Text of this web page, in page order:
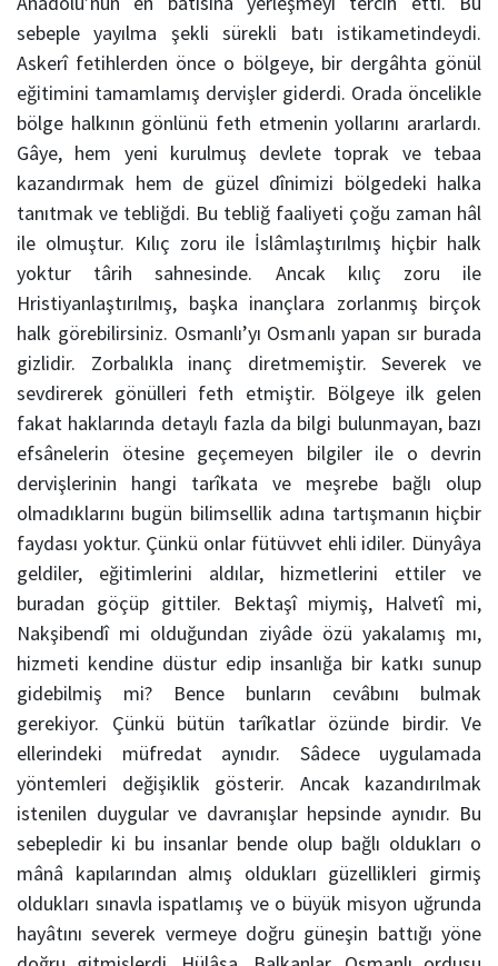
sebeple yayılma şekli sürekli batı istikametindeydi.
Askerî fetihlerden önce o bölgeye, bir dergâhta gönül
eğitimini tamamlamış dervişler giderdi. Orada öncelikle
bölge halkının gönlünü feth etmenin yollarını ararlardı.
Gâye, hem yeni kurulmuş devlete toprak ve tebaa
kazandırmak hem de güzel dînimizi bölgedeki halka
tanıtmak ve tebliğdi. Bu tebliğ faaliyeti çoğu zaman hâl
ile olmuştur. Kılıç zoru ile İslâmlaştırılmış hiçbir halk
yoktur târih sahnesinde. Ancak kılıç zoru ile
Hristiyanlaştırılmış, başka inançlara zorlanmış birçok
halk görebilirsiniz. Osmanlı’yı Osmanlı yapan sır burada
gizlidir. Zorbalıkla inanç diretmemiştir. Severek ve
sevdirerek gönülleri feth etmiştir. Bölgeye ilk gelen
fakat haklarında detaylı fazla da bilgi bulunmayan, bazı
efsânelerin ötesine geçemeyen bilgiler ile o devrin
dervişlerinin hangi tarîkata ve meşrebe bağlı olup
olmadıklarını bugün bilimsellik adına tartışmanın hiçbir
faydası yoktur. Çünkü onlar fütüvvet ehli idiler. Dünyâya
geldiler, eğitimlerini aldılar, hizmetlerini ettiler ve
buradan göçüp gittiler. Bektaşî miymiş, Halvetî mi,
Nakşibendî mi olduğundan ziyâde özü yakalamış mı,
hizmeti kendine düstur edip insanlığa bir katkı sunup
gidebilmiş mi? Bence bunların cevâbını bulmak
gerekiyor. Çünkü bütün tarîkatlar özünde birdir. Ve
ellerindeki müfredat aynıdır. Sâdece uygulamada
yöntemleri değişiklik gösterir. Ancak kazandırılmak
istenilen duygular ve davranışlar hepsinde aynıdır. Bu
sebepledir ki bu insanlar bende olup bağlı oldukları o
mânâ kapılarından almış oldukları güzellikleri girmiş
oldukları sınavla ispatlamış ve o büyük misyon uğrunda
hayâtını severek vermeye doğru güneşin battığı yöne